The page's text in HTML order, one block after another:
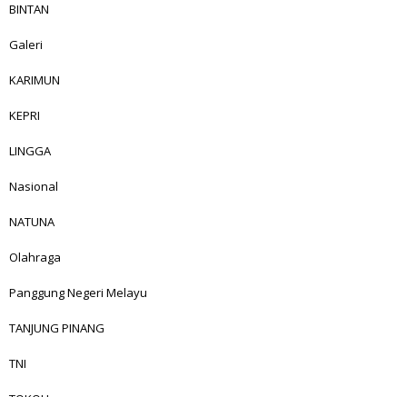
BINTAN
Galeri
KARIMUN
KEPRI
LINGGA
Nasional
NATUNA
Olahraga
Panggung Negeri Melayu
TANJUNG PINANG
TNI